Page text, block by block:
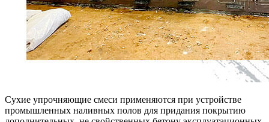
Сухие упрочняющие смеси применяются при устройстве
промышленных наливных полов для придания покрытию